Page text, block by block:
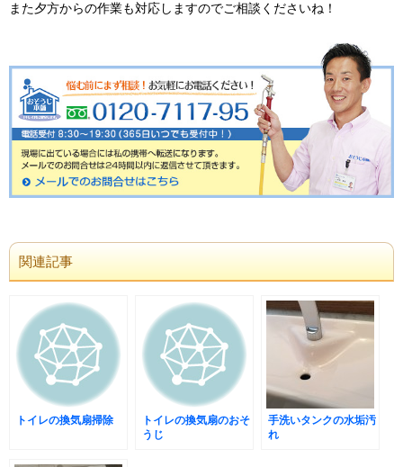
また夕方からの作業も対応しますのでご相談くださいね！
関連記事
トイレの換気扇掃除
トイレの換気扇のおそ
うじ
手洗いタンクの水垢汚
れ